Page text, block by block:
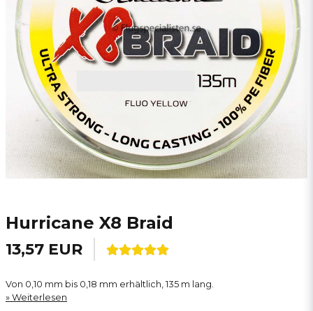
Hurricane X8 Braid
13,57 EUR
Von 0,10 mm bis 0,18 mm erhältlich, 135 m lang.
Weiterlesen